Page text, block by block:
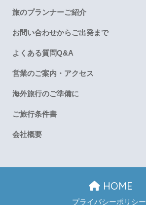
旅のプランナーご紹介
お問い合わせからご出発まで
よくある質問Q&A
営業のご案内・アクセス
海外旅行のご準備に
ご旅行条件書
会社概要
HOME
プライバシーポリシー